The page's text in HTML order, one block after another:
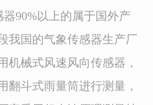
器90%以上的属于国外产
我国的气象传感器生产厂
机械式风速风向传感器，
翻斗式雨量筒进行测量，